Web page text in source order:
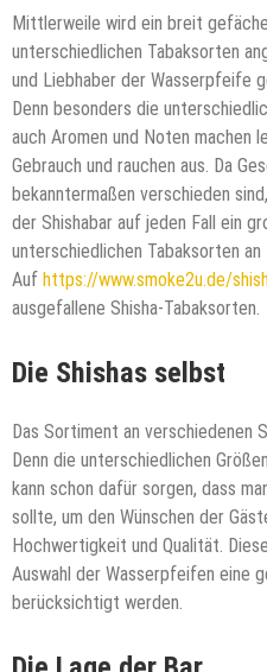
Mittlerweile wird ein breit
unterschiedlichen Tabaksorten
und Liebhaber der Wasserpfeife
Denn besonders die
auch Aromen und Noten machen
Gebrauch und rauchen aus. Da
bekanntermaßen verschieden
der Shishabar auf jeden Fall ein
unterschiedlichen Tabaksorten
Auf https://www.smoke2u.de/
ausgefallene Shisha-Tabaksorten.
Die Shishas selbst
Das Sortiment an verschiedenen
Denn die unterschiedlichen
kann schon dafür sorgen, dass
sollte, um den Wünschen der
Hochwertigkeit und Qualität.
Auswahl der Wasserpfeifen eine
berücksichtigt werden.